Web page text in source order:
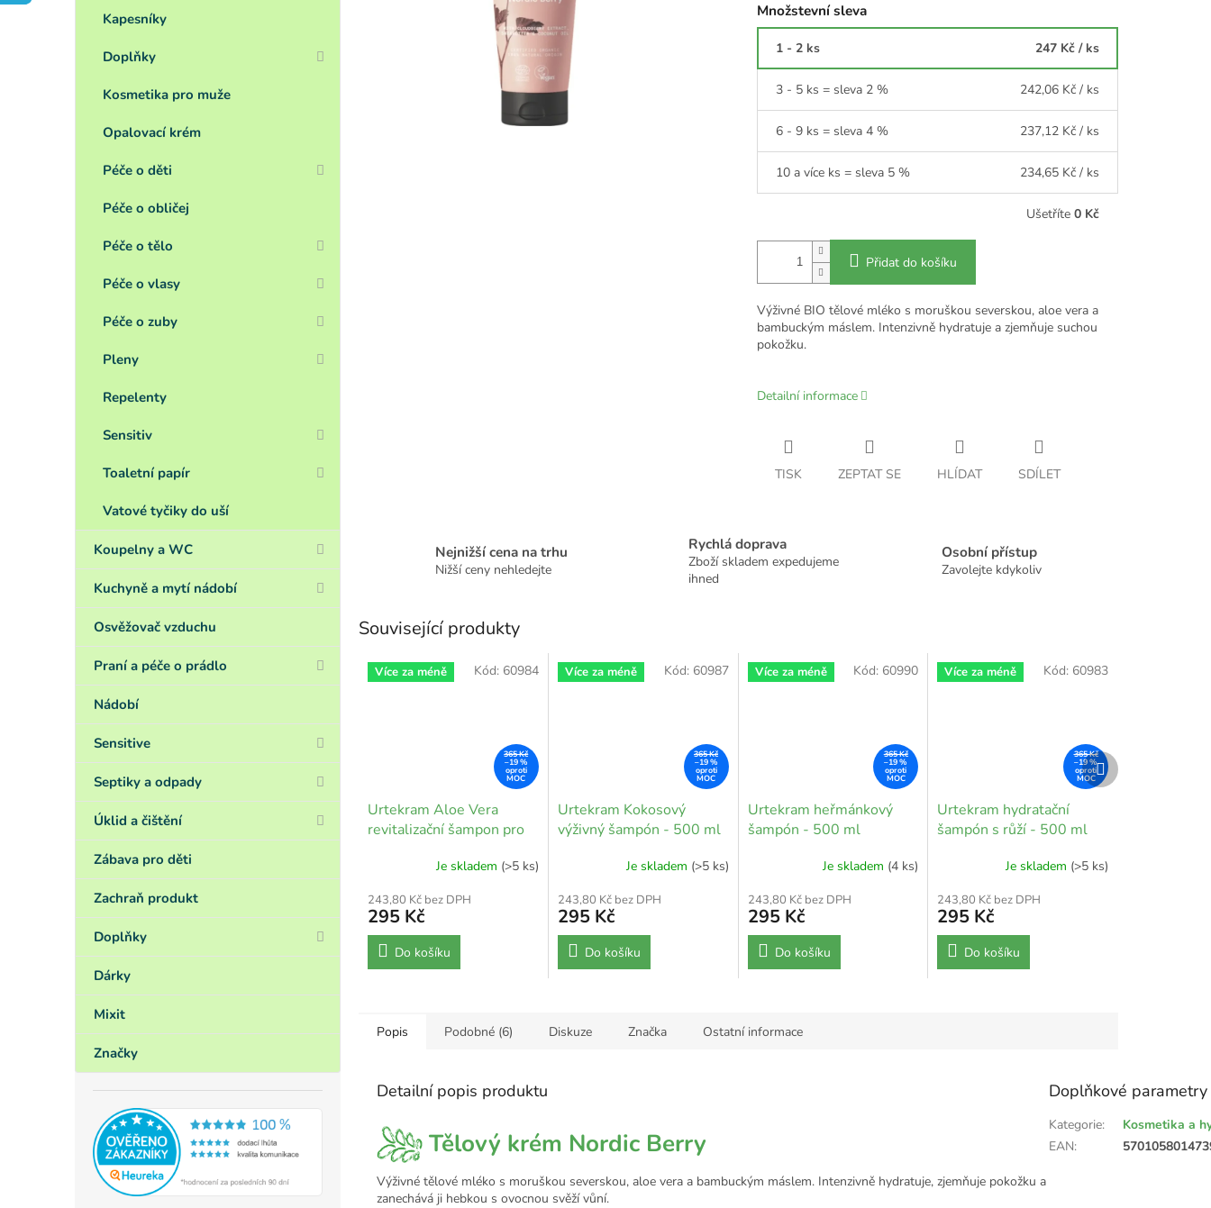
Kapesníky
Doplňky
Kosmetika pro muže
Opalovací krém
Péče o děti
Péče o obličej
Péče o tělo
Péče o vlasy
Péče o zuby
Pleny
Repelenty
Sensitiv
Toaletní papír
Vatové tyčiky do uší
Koupelny a WC
Kuchyně a mytí nádobí
Osvěžovač vzduchu
Praní a péče o prádlo
Nádobí
Sensitive
Septiky a odpady
Úklid a čištění
Zábava pro děti
Zachraň produkt
Doplňky
Dárky
Mixit
Značky
Množstevní sleva
1 - 2 ks 247 Kč / ks
3 - 5 ks = sleva 2 % 242,06 Kč / ks
6 - 9 ks = sleva 4 % 237,12 Kč / ks
10 a více ks = sleva 5 % 234,65 Kč / ks
Ušetříte 0 Kč
Přidat do košíku
Výživné BIO tělové mléko s moruškou severskou, aloe vera a
bambuckým máslem. Intenzivně hydratuje a zjemňuje suchou
pokožku.
Detailní informace
TISK ZEPTAT SE HLÍDAT SDÍLET
Nejnižší cena na trhu
Nižší ceny nehledejte
Rychlá doprava
Zboží skladem expedujeme
ihned
Osobní přístup
Zavolejte kdykoliv
Související produkty
Více za méně
365 Kč
–19 %
Urtekram Aloe Vera
revitalizační šampon pro
Je skladem (>5 ks)
243,80 Kč bez DPH
295 Kč
Do košíku
Kód: 60984 Více za méně
365 Kč
–19 %
Urtekram Kokosový
výživný šampón - 500 ml
Je skladem (>5 ks)
243,80 Kč bez DPH
295 Kč
Do košíku
Kód: 60987 Více za méně
365 Kč
–19 %
Urtekram heřmánkový
šampón - 500 ml
Je skladem (4 ks)
243,80 Kč bez DPH
295 Kč
Do košíku
Kód: 60990 Více za méně
365 Kč
–19 %
Urtekram hydratační
šampón s růží - 500 ml
Je skladem (>5 ks)
243,80 Kč bez DPH
295 Kč
Do košíku
Kód: 60983
Další
produkt
Popis Podobné (6) Diskuze Značka Ostatní informace
Detailní popis produktu
Tělový krém Nordic Berry
Výživné tělové mléko s moruškou severskou, aloe vera a bambuckým máslem. Intenzivně hydratuje, zjemňuje pokožku a
zanechává ji hebkou s ovocnou svěží vůní.
Doplňkové parametry
Kategorie:
Kosmetika a
EAN: